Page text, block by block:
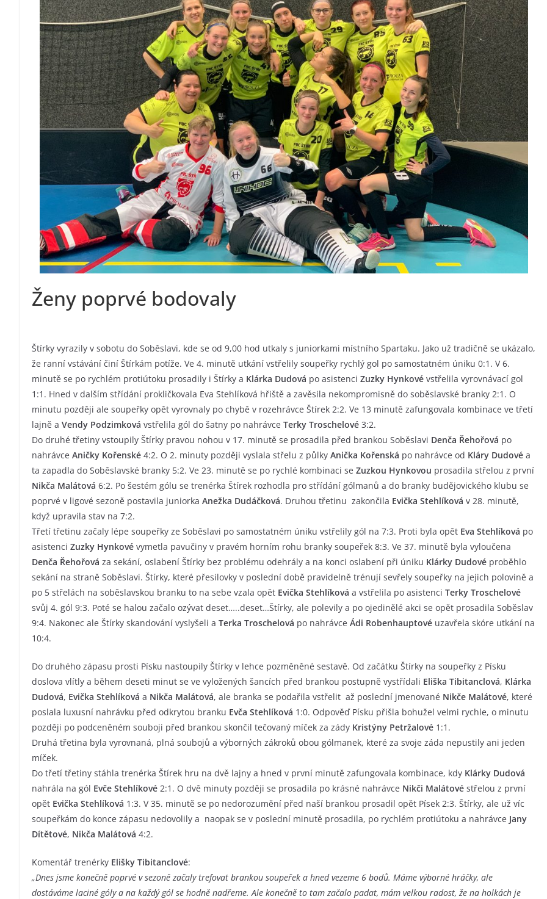
Ženy poprvé bodovaly
Štírky vyrazily v sobotu do Soběslavi, kde se od 9,00 hod utkaly s juniorkami místního Spartaku. Jako už tradičně se ukázalo,
že ranní vstávání činí Štírkám potíže. Ve 4. minutě utkání vstřelily soupeřky rychlý gol po samostatném úniku 0:1. V 6.
minutě se po rychlém protiútoku prosadily i Štírky a Klárka Dudová po asistenci Zuzky Hynkové vstřelila vyrovnávací gol
1:1. Hned v dalším střídání prokličkovala Eva Stehlíková hřiště a zavěsila nekompromisně do soběslavské branky 2:1. O
minutu později ale soupeřky opět vyrovnaly po chybě v rozehrávce Štírek 2:2. Ve 13 minutě zafungovala kombinace ve třetí
lajně a Vendy Podzimková vstřelila gól do šatny po nahrávce Terky Troschelové 3:2.
Do druhé třetiny vstoupily Štírky pravou nohou v 17. minutě se prosadila před brankou Soběslavi Denča Řehořová po
nahrávce Aničky Kořenské 4:2. O 2. minuty později vyslala střelu z půlky Anička Kořenská po nahrávce od Kláry Dudové a
ta zapadla do Soběslavské branky 5:2. Ve 23. minutě se po rychlé kombinaci se Zuzkou Hynkovou prosadila střelou z první
Nikča Malátová 6:2. Po šestém gólu se trenérka Štírek rozhodla pro střídání gólmanů a do branky budějovického klubu se
poprvé v ligové sezoně postavila juniorka Anežka Dudáčková. Druhou třetinu zakončila Evička Stehlíková v 28. minutě,
když upravila stav na 7:2.
Třetí třetinu začaly lépe soupeřky ze Soběslavi po samostatném úniku vstřelily gól na 7:3. Proti byla opět Eva Stehlíková po
asistenci Zuzky Hynkové vymetla pavučiny v pravém horním rohu branky soupeřek 8:3. Ve 37. minutě byla vyloučena
Denča Řehořová za sekání, oslabení Štírky bez problému odehrály a na konci oslabení při úniku Klárky Dudové proběhlo
sekání na straně Soběslavi. Štírky, které přesilovky v poslední době pravidelně trénují sevřely soupeřky na jejich polovině a
po 5 střelách na soběslavskou branku to na sebe vzala opět Evička Stehlíková a vstřelila po asistenci Terky Troschelové
svůj 4. gól 9:3. Poté se halou začalo ozývat deset…..deset…Štírky, ale polevily a po ojedinělé akci se opět prosadila Soběslav
9:4. Nakonec ale Štírky skandování vyslyšeli a Terka Troschelová po nahrávce Ádi Robenhauptové uzavřela skóre utkání na
10:4.
Do druhého zápasu prosti Písku nastoupily Štírky v lehce pozměněné sestavě. Od začátku Štírky na soupeřky z Písku
doslova vlítly a během deseti minut se ve vyložených šancích před brankou postupně vystřídali Eliška Tibitanclová, Klárka
Dudová, Evička Stehlíková a Nikča Malátová, ale branka se podařila vstřelit až poslední jmenované Nikče Malátové, které
poslala luxusní nahrávku před odkrytou branku Evča Stehlíková 1:0. Odpověď Písku přišla bohužel velmi rychle, o minutu
později po podceněném souboji před brankou skončil tečovaný míček za zády Kristýny Petržalové 1:1.
Druhá třetina byla vyrovnaná, plná soubojů a výborných zákroků obou gólmanek, které za svoje záda nepustily ani jeden
míček.
Do třetí třetiny stáhla trenérka Štírek hru na dvě lajny a hned v první minutě zafungovala kombinace, kdy Klárky Dudová
nahrála na gól Evče Stehlíkové 2:1. O dvě minuty později se prosadila po krásné nahrávce Nikči Malátové střelou z první
opět Evička Stehlíková 1:3. V 35. minutě se po nedorozumění před naší brankou prosadil opět Písek 2:3. Štírky, ale už víc
soupeřkám do konce zápasu nedovolily a naopak se v poslední minutě prosadila, po rychlém protiútoku a nahrávce Jany
Dítětové, Nikča Malátová 4:2.
Komentář trenérky Elišky Tibitanclové:
„Dnes jsme konečně poprvé v sezoně začaly trefovat brankou soupeřek a hned vezeme 6 bodů. Máme výborné hráčky, ale
dostáváme laciné góly a na každý gól se hodně nadřeme. Ale konečně to tam začalo padat, mám velkou radost, že na holkách je